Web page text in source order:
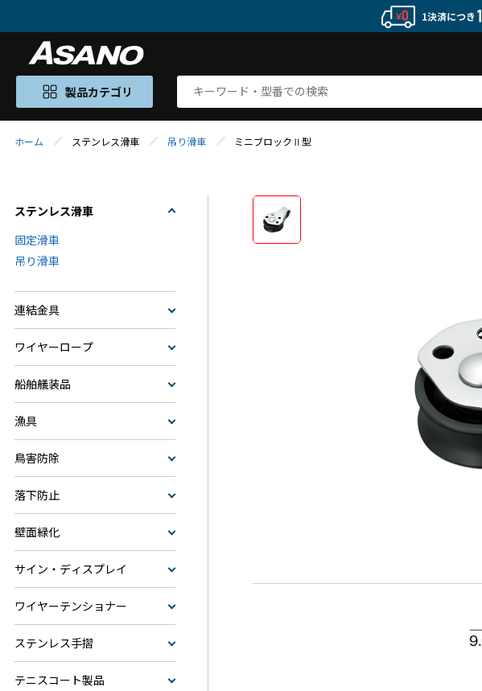
製品カテゴリ
ホーム ステンレス滑車 吊り滑車 ミニブロックⅡ型
ステンレス滑車
固定滑車
吊り滑車
連結金具
ワイヤーロープ
船舶艤装品
漁具
鳥害防除
落下防止
壁面緑化
サイン・ディスプレイ
ワイヤーテンショナー
ステンレス手摺
テニスコート製品